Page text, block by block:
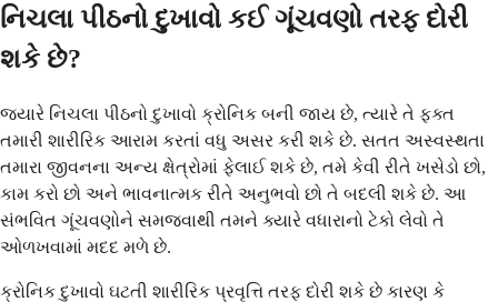
નિચલા પીઠનો દુખાવો કઈ ગૂંચવણો તરફ દોરી
શકે છે?
જ્યારે નિચલા પીઠનો દુખાવો ક્રોનિક બની જાય છે, ત્યારે તે ફક્ત
તમારી શારીરિક આરામ કરતાં વધુ અસર કરી શકે છે. સતત અસ્વસ્થતા
તમારા જીવનના અન્ય ક્ષેત્રોમાં ફેલાઈ શકે છે, તમે કેવી રીતે ખસેડો છો,
કામ કરો છો અને ભાવનાત્મક રીતે અનુભવો છો તે બદલી શકે છે. આ
સંભવિત ગૂંચવણોને સમજવાથી તમને ક્યારે વધારાનો ટેકો લેવો તે
ઓળખવામાં મદદ મળે છે.
ક્રોનિક દુખાવો ઘટતી શારીરિક પ્રવૃત્તિ તરફ દોરી શકે છે કારણ કે